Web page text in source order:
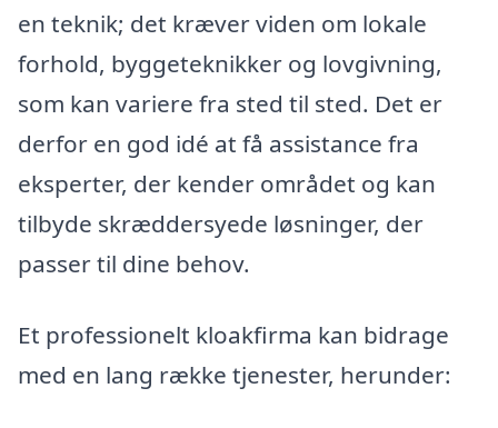
en teknik; det kræver viden om lokale
forhold, byggeteknikker og lovgivning,
som kan variere fra sted til sted. Det er
derfor en god idé at få assistance fra
eksperter, der kender området og kan
tilbyde skræddersyede løsninger, der
passer til dine behov.
Et professionelt kloakfirma kan bidrage
med en lang række tjenester, herunder: